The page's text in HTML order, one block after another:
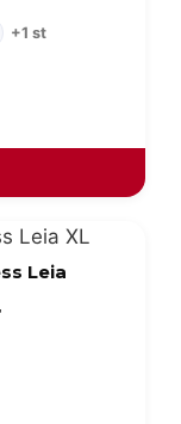
+1 st
Leia
Det